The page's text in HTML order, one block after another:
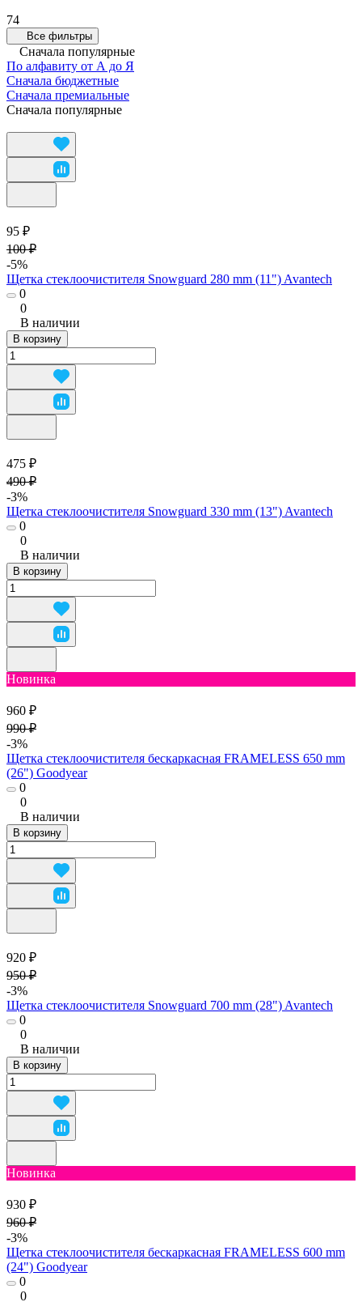
74
Все фильтры
Сначала популярные
По алфавиту от А до Я
Сначала бюджетные
Сначала премиальные
Сначала популярные
95 ₽
100 ₽
-5%
Щетка стеклоочистителя Snowguard 280 mm (11") Avantech
0
0
В наличии
В корзину
475 ₽
490 ₽
-3%
Щетка стеклоочистителя Snowguard 330 mm (13") Avantech
0
0
В наличии
В корзину
Новинка
960 ₽
990 ₽
-3%
Щетка стеклоочистителя бескаркасная FRAMELESS 650 mm
(26") Goodyear
0
0
В наличии
В корзину
920 ₽
950 ₽
-3%
Щетка стеклоочистителя Snowguard 700 mm (28") Avantech
0
0
В наличии
В корзину
Новинка
930 ₽
960 ₽
-3%
Щетка стеклоочистителя бескаркасная FRAMELESS 600 mm
(24") Goodyear
0
0